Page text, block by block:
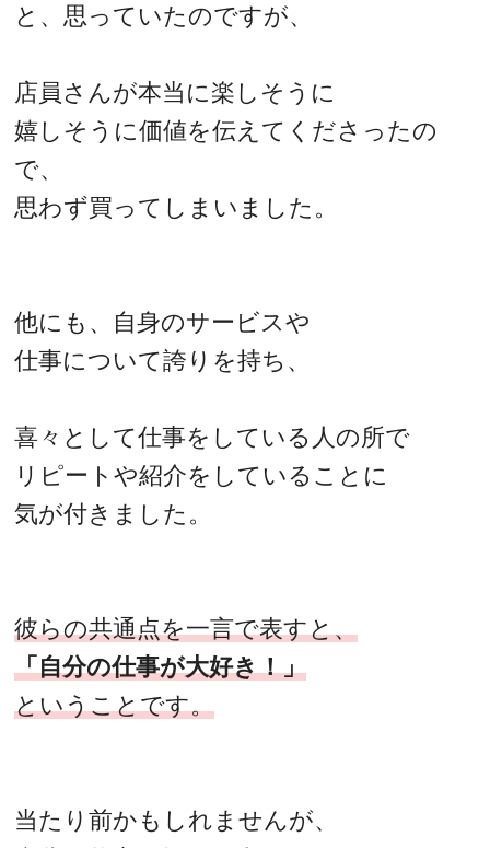
と、思っていたのですが、
店員さんが本当に楽しそうに
嬉しそうに価値を伝えてくださったの
で、
思わず買ってしまいました。
他にも、自身のサービスや
仕事について誇りを持ち、
喜々として仕事をしている人の所で
リピートや紹介をしていることに
気が付きました。
彼らの共通点を一言で表すと、
「自分の仕事が大好き！」
ということです。
当たり前かもしれませんが、